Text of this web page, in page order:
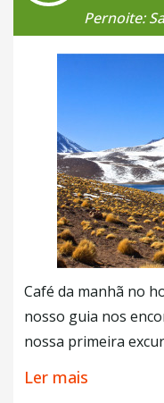
Pernoite:
Café da manhã no
nosso guia nos
nossa primeira
A primeira parada é
Ler mais